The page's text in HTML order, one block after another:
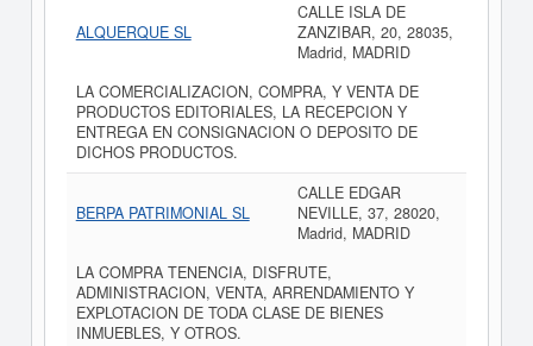
ALQUERQUE SL
CALLE ISLA DE
ZANZIBAR, 20, 28035,
Madrid, MADRID
LA COMERCIALIZACION, COMPRA, Y VENTA DE
PRODUCTOS EDITORIALES, LA RECEPCION Y
ENTREGA EN CONSIGNACION O DEPOSITO DE
DICHOS PRODUCTOS.
BERPA PATRIMONIAL SL
CALLE EDGAR
NEVILLE, 37, 28020,
Madrid, MADRID
LA COMPRA TENENCIA, DISFRUTE,
ADMINISTRACION, VENTA, ARRENDAMIENTO Y
EXPLOTACION DE TODA CLASE DE BIENES
INMUEBLES, Y OTROS.